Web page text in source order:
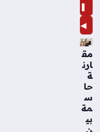
❚
◀
مق
ارن
ة
حا
س
مة
بي
ن